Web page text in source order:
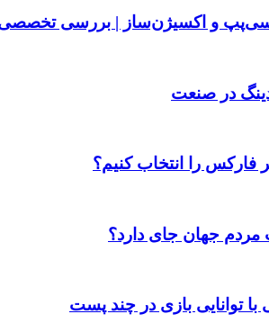
سی‌پپ و اکسیژن‌ساز | بررسی تخصصی
در صنعت
فارکس را انتخاب کنیم؟
مردم جهان جای دارد؟
توانایی بازی در چند پست